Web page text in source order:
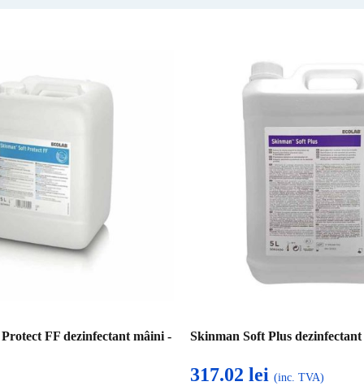
FF dezinfectant mâini - Skinman Soft Plus
317.02 lei (inc. TVA)